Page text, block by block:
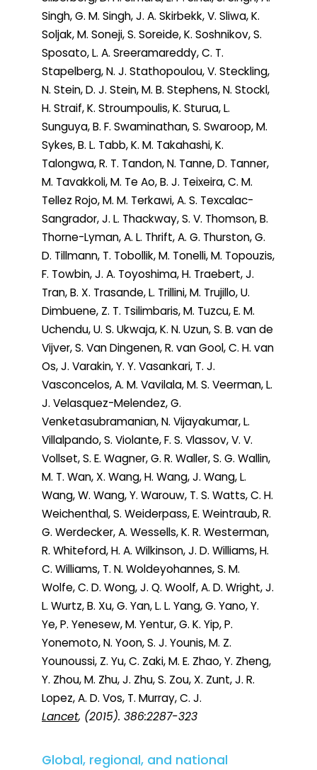
Singh, G. M. Singh, J. A. Skirbekk, V. Sliwa, K.
Soljak, M. Soneji, S. Soreide, K. Soshnikov, S.
Sposato, L. A. Sreeramareddy, C. T.
Stapelberg, N. J. Stathopoulou, V. Steckling,
N. Stein, D. J. Stein, M. B. Stephens, N. Stockl,
H. Straif, K. Stroumpoulis, K. Sturua, L.
Sunguya, B. F. Swaminathan, S. Swaroop, M.
Sykes, B. L. Tabb, K. M. Takahashi, K.
Talongwa, R. T. Tandon, N. Tanne, D. Tanner,
M. Tavakkoli, M. Te Ao, B. J. Teixeira, C. M.
Tellez Rojo, M. M. Terkawi, A. S. Texcalac-
Sangrador, J. L. Thackway, S. V. Thomson, B.
Thorne-Lyman, A. L. Thrift, A. G. Thurston, G.
D. Tillmann, T. Tobollik, M. Tonelli, M. Topouzis,
F. Towbin, J. A. Toyoshima, H. Traebert, J.
Tran, B. X. Trasande, L. Trillini, M. Trujillo, U.
Dimbuene, Z. T. Tsilimbaris, M. Tuzcu, E. M.
Uchendu, U. S. Ukwaja, K. N. Uzun, S. B. van de
Vijver, S. Van Dingenen, R. van Gool, C. H. van
Os, J. Varakin, Y. Y. Vasankari, T. J.
Vasconcelos, A. M. Vavilala, M. S. Veerman, L.
J. Velasquez-Melendez, G.
Venketasubramanian, N. Vijayakumar, L.
Villalpando, S. Violante, F. S. Vlassov, V. V.
Vollset, S. E. Wagner, G. R. Waller, S. G. Wallin,
M. T. Wan, X. Wang, H. Wang, J. Wang, L.
Wang, W. Wang, Y. Warouw, T. S. Watts, C. H.
Weichenthal, S. Weiderpass, E. Weintraub, R.
G. Werdecker, A. Wessells, K. R. Westerman,
R. Whiteford, H. A. Wilkinson, J. D. Williams, H.
C. Williams, T. N. Woldeyohannes, S. M.
Wolfe, C. D. Wong, J. Q. Woolf, A. D. Wright, J.
L. Wurtz, B. Xu, G. Yan, L. L. Yang, G. Yano, Y.
Ye, P. Yenesew, M. Yentur, G. K. Yip, P.
Yonemoto, N. Yoon, S. J. Younis, M. Z.
Younoussi, Z. Yu, C. Zaki, M. E. Zhao, Y. Zheng,
Y. Zhou, M. Zhu, J. Zhu, S. Zou, X. Zunt, J. R.
Lopez, A. D. Vos, T. Murray, C. J.
Lancet, (2015). 386:2287-323
Global, regional, and national